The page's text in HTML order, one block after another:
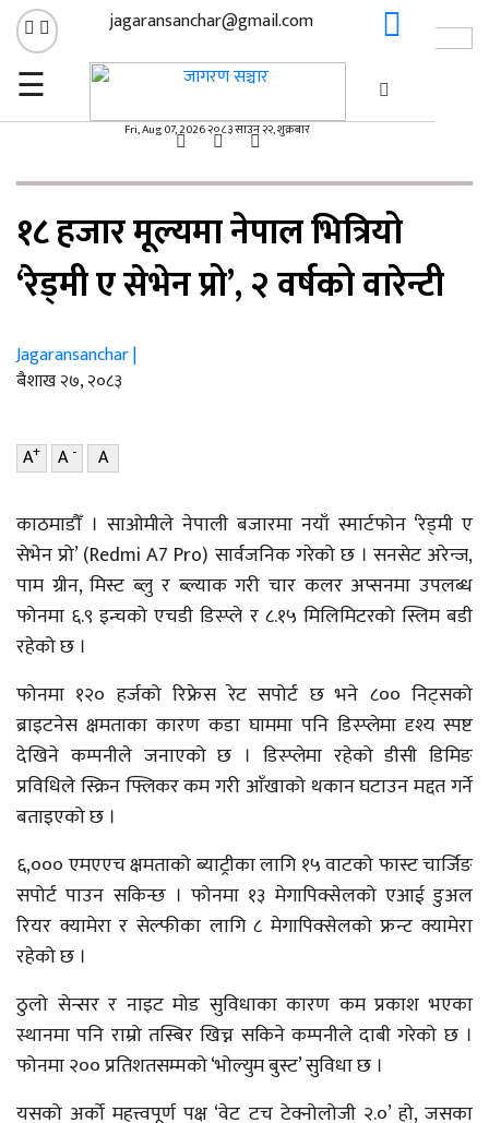
jagaransanchar@gmail.com
☰
Fri, Aug 07, 2026 २०८३ साउन २२, शुक्रबार
×
गृहपृष्ठ
सूचना/प्रविधि
१८ हजार मूल्यमा नेपाल भित्रियो
‘रेड्मी ए सेभेन प्रो’, २ वर्षको वारेन्टी
Jagaransanchar |
ब‌ैशाख २७, २०८३
A+ A- A
काठमाडौँ । साओमीले नेपाली बजारमा नयाँ स्मार्टफोन ‘रेड्मी ए
सेभेन प्रो’ (Redmi A7 Pro) सार्वजनिक गरेको छ । सनसेट अरेन्ज,
पाम ग्रीन, मिस्ट ब्लु र ब्ल्याक गरी चार कलर अप्सनमा उपलब्ध
फोनमा ६.९ इन्चको एचडी डिस्प्ले र ८.१५ मिलिमिटरको स्लिम बडी
रहेको छ ।
फोनमा १२० हर्जको रिफ्रेस रेट सपोर्ट छ भने ८०० निट्सको
ब्राइटनेस क्षमताका कारण कडा घाममा पनि डिस्प्लेमा दृश्य स्पष्ट
देखिने कम्पनीले जनाएको छ । डिस्प्लेमा रहेको डीसी डिमिङ
प्रविधिले स्क्रिन फ्लिकर कम गरी आँखाको थकान घटाउन मद्दत गर्ने
बताइएको छ ।
६,००० एमएएच क्षमताको ब्याट्रीका लागि १५ वाटको फास्ट चार्जिङ
सपोर्ट पाउन सकिन्छ । फोनमा १३ मेगापिक्सेलको एआई डुअल
रियर क्यामेरा र सेल्फीका लागि ८ मेगापिक्सेलको फ्रन्ट क्यामेरा
रहेको छ ।
ठुलो सेन्सर र नाइट मोड सुविधाका कारण कम प्रकाश भएका
स्थानमा पनि राम्रो तस्बिर खिच्न सकिने कम्पनीले दाबी गरेको छ ।
फोनमा २०० प्रतिशतसम्मको ‘भोल्युम बुस्ट’ सुविधा छ ।
यसको अर्को महत्त्वपूर्ण पक्ष ‘वेट टच टेक्नोलोजी २.०’ हो, जसका